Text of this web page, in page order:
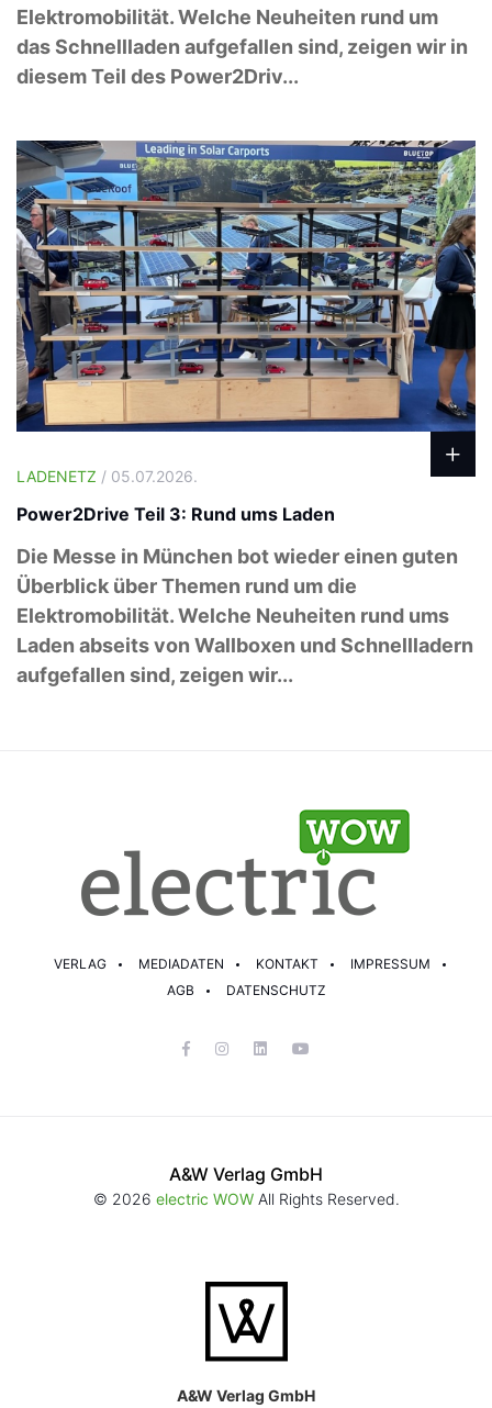
Elektromobilität. Welche Neuheiten rund um
das Schnellladen aufgefallen sind, zeigen wir in
diesem Teil des Power2Driv...
LADENETZ / 05.07.2026.
Power2Drive Teil 3: Rund ums Laden
Die Messe in München bot wieder einen guten
Überblick über Themen rund um die
Elektromobilität. Welche Neuheiten rund ums
Laden abseits von Wallboxen und Schnellladern
aufgefallen sind, zeigen wir...
VERLAG MEDIADATEN KONTAKT
IMPRESSUM
AGB
DATENSCHUTZ
A&W Verlag GmbH
© 2026 electric WOWAll Rights Reserved.
A&W Verlag GmbH